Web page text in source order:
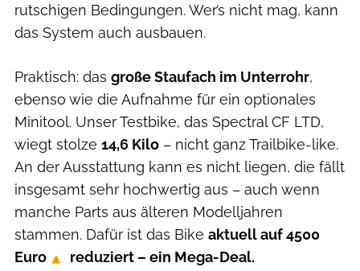
rutschigen Bedingungen. Wer’s nicht mag, kann
das System auch ausbauen.
Praktisch: das große Staufach im Unterrohr,
ebenso wie die Aufnahme für ein optionales
Minitool. Unser Testbike, das Spectral CF LTD,
wiegt stolze 14,6 Kilo – nicht ganz Trailbike-like.
An der Ausstattung kann es nicht liegen, die fällt
insgesamt sehr hochwertig aus – auch wenn
manche Parts aus älteren Modelljahren
stammen. Dafür ist das Bike aktuell auf 4500
Euro
reduziert – ein Mega-Deal.